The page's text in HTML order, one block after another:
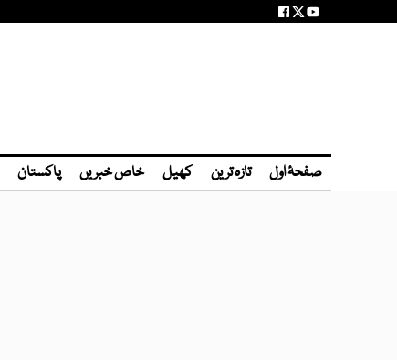
صفحۂ اول تازہ ترین کھیل خاص خبریں پاکستان